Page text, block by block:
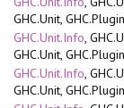
GHC.Unit,
GHC.Unit.Info,
GHC.Unit,
GHC.Unit.Info,
GHC.Unit,